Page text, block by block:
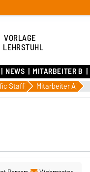
VORLAGE
LEHRSTUHL
NEWS MITARBEITER B
Staff Mitarbeiter A